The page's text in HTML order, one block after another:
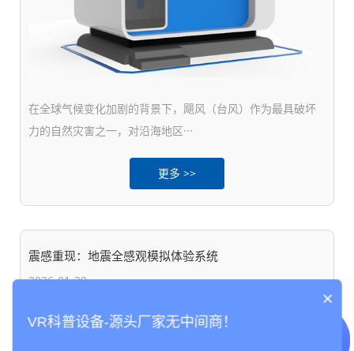
在全球气候变化加剧的背景下，飓风（台风）作为最具破坏
力的自然灾害之一，对沿海地区···
更多 >>
震感重现：地震全感观模拟体验系统
2026-01-29
×
VR科普设备-源头厂家无中间商！